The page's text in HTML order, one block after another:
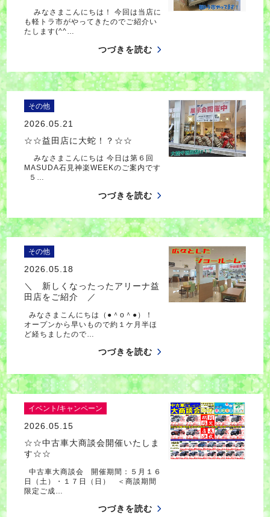
みなさまこんにちは！ 今回は当店に
も軽トラ市がやってきたのでご紹介い
たします(^^…
つづきを読む
その他
2026.05.21
☆☆益田店に大蛇！？☆☆
みなさまこんにちは 今日は第６回
MASUDA石見神楽WEEKのご案内です
５…
つづきを読む
その他
2026.05.18
＼ 新しくなったったアリーナ益
田店をご紹介 ／
みなさまこんにちは（●＾o＾●）！
オープンから早いもので約１ケ月半ほ
ど経ちましたので…
つづきを読む
イベント/キャンペーン
2026.05.15
☆☆中古車大商談会開催いたしま
す☆☆
中古車大商談会 開催期間：５月１６
日（土）・１７日（日） ＜商談期間
限定ご成…
つづきを読む